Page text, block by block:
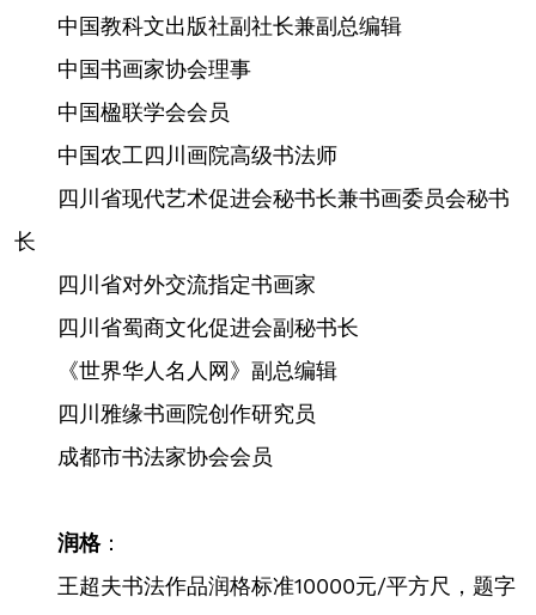
中国教科文出版社副社长兼副总编辑
中国书画家协会理事
中国楹联学会会员
中国农工四川画院高级书法师
四川省现代艺术促进会秘书长兼书画委员会秘书
长
四川省对外交流指定书画家
四川省蜀商文化促进会副秘书长
《世界华人名人网》副总编辑
四川雅缘书画院创作研究员
成都市书法家协会会员
润格：
王超夫书法作品润格标准10000元/平方尺，题字